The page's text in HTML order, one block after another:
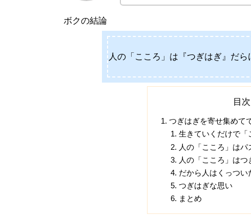
ボクの結論
人の「こころ」は『つぎはぎ』だ
目次
つぎはぎを寄せ集めて
生きていくだけで「
人の「こころ」はパ
人の「こころ」はつ
だから人はくっつい
つぎはぎな思い
まとめ